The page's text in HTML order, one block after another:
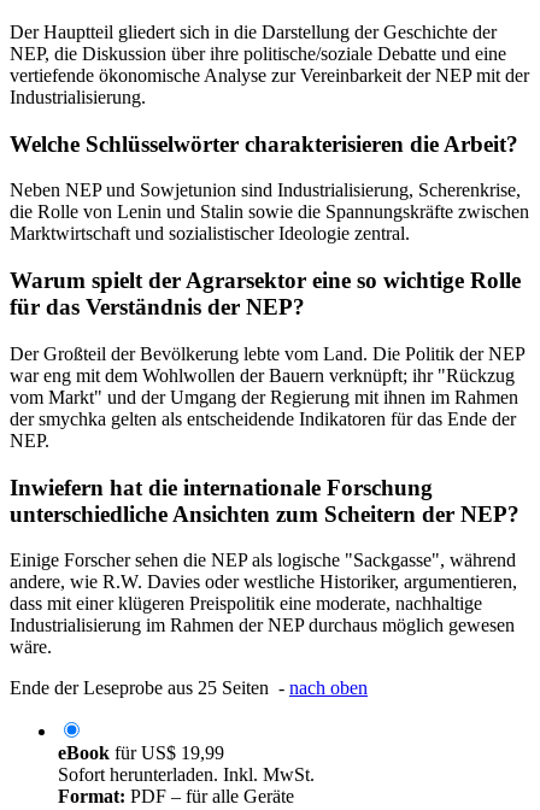
Der Hauptteil gliedert sich in die Darstellung der Geschichte der
NEP, die Diskussion über ihre politische/soziale Debatte und eine
vertiefende ökonomische Analyse zur Vereinbarkeit der NEP mit der
Industrialisierung.
Welche Schlüsselwörter charakterisieren die Arbeit?
Neben NEP und Sowjetunion sind Industrialisierung, Scherenkrise,
die Rolle von Lenin und Stalin sowie die Spannungskräfte zwischen
Marktwirtschaft und sozialistischer Ideologie zentral.
Warum spielt der Agrarsektor eine so wichtige Rolle
für das Verständnis der NEP?
Der Großteil der Bevölkerung lebte vom Land. Die Politik der NEP
war eng mit dem Wohlwollen der Bauern verknüpft; ihr "Rückzug
vom Markt" und der Umgang der Regierung mit ihnen im Rahmen
der smychka gelten als entscheidende Indikatoren für das Ende der
NEP.
Inwiefern hat die internationale Forschung
unterschiedliche Ansichten zum Scheitern der NEP?
Einige Forscher sehen die NEP als logische "Sackgasse", während
andere, wie R.W. Davies oder westliche Historiker, argumentieren,
dass mit einer klügeren Preispolitik eine moderate, nachhaltige
Industrialisierung im Rahmen der NEP durchaus möglich gewesen
wäre.
Ende der Leseprobe aus 25 Seiten - nach oben
eBook fürUS$ 19,99
Sofort herunterladen. Inkl. MwSt.
Format: PDF – für alle Geräte